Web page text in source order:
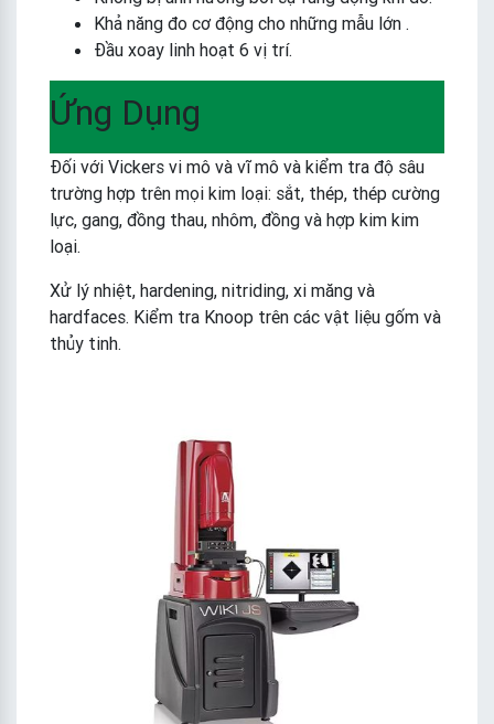
Khả năng đo cơ động cho những mẫu lớn .
Đầu xoay linh hoạt 6 vị trí.
Ứng Dụng
Đối với Vickers vi mô và vĩ mô và kiểm tra độ sâu
trường hợp trên mọi kim loại: sắt, thép, thép cường
lực, gang, đồng thau, nhôm, đồng và hợp kim kim
loại.
Xử lý nhiệt, hardening, nitriding, xi măng và
hardfaces. Kiểm tra Knoop trên các vật liệu gốm và
thủy tinh.